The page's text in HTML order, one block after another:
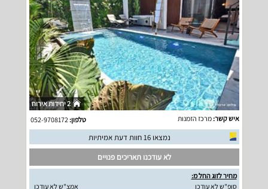
2 יחידות אירוח
איש קשר:מרכז הזמנות טלפון:
נמצאו 16 חוות דעת אמיתיות
לא עודכנו תאריכים פנויים
מחיר לזוג החל מ:
סופ"ש לא עודכן
אמצ"ש לא עודכן